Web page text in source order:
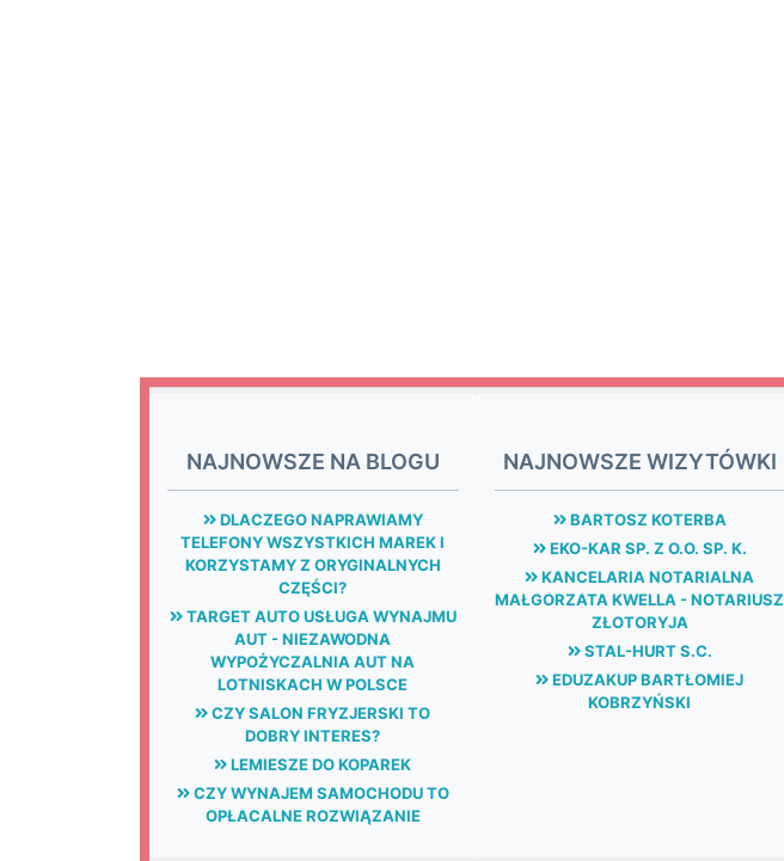
NAJNOWSZE NA BLOGU
DLACZEGO NAPRAWIAMY
TELEFONY WSZYSTKICH MAREK I
KORZYSTAMY Z ORYGINALNYCH
CZĘŚCI?
TARGET AUTO USŁUGA WYNAJMU
AUT - NIEZAWODNA
WYPOŻYCZALNIA AUT NA
LOTNISKACH W POLSCE
CZY SALON FRYZJERSKI TO
DOBRY INTERES?
LEMIESZE DO KOPAREK
CZY WYNAJEM SAMOCHODU TO
OPŁACALNE ROZWIĄZANIE
NAJNOWSZE WIZYTÓWKI
BARTOSZ KOTERBA
EKO-KAR SP. Z O.O. SP. K.
KANCELARIA NOTARIALNA
MAŁGORZATA KWELLA - NOTARIUSZ
ZŁOTORYJA
STAL-HURT S.C.
EDUZAKUP BARTŁOMIEJ
KOBRZYŃSKI